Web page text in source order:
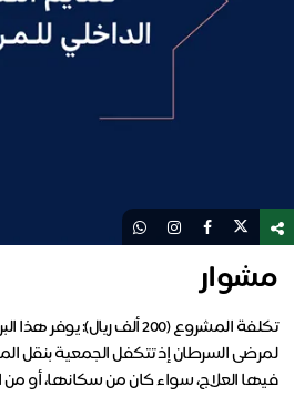
مشوار
تكلفة المشروع (200 ألف ريال):
لمرضى السرطان إذ تتكفل الجمعية بنقل
فيها العلاج، سواء كان من سكانها، أو من